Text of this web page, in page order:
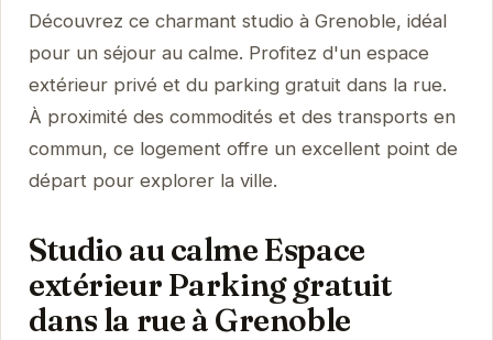
Découvrez ce charmant studio à Grenoble, idéal
pour un séjour au calme. Profitez d'un espace
extérieur privé et du parking gratuit dans la rue.
À proximité des commodités et des transports en
commun, ce logement offre un excellent point de
départ pour explorer la ville.
Studio au calme Espace
extérieur Parking gratuit
dans la rue à Grenoble